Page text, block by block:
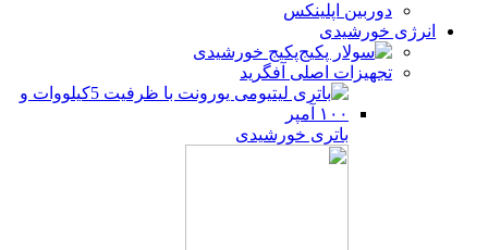
دوربین اپلینکس
انرژی خورشیدی
پکیج خورشیدی
تجهیزات اصلی آفگرید
باتری خورشیدی